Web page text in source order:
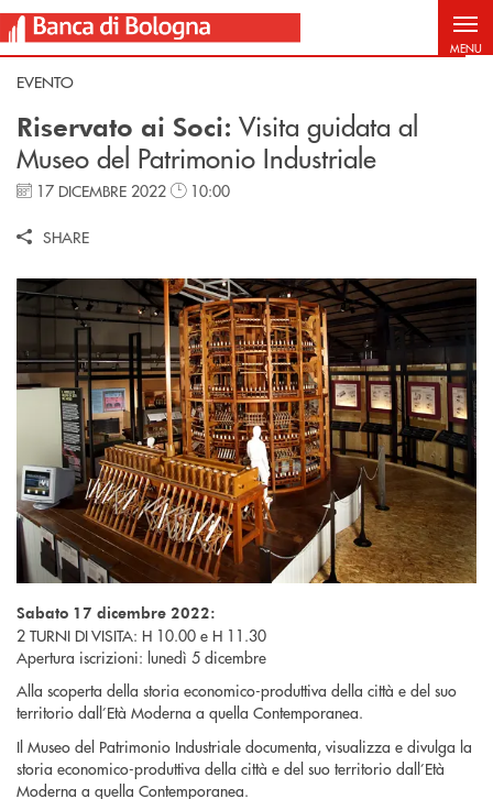
Salta al contenuto principale
MENU
EVENTO
Riservato ai Soci: Visita guidata al
Museo del Patrimonio Industriale
17 DICEMBRE 2022 10:00
SHARE
Sabato 17 dicembre 2022:
2 TURNI DI VISITA: H 10.00 e H 11.30
Apertura iscrizioni: lunedì 5 dicembre
Alla scoperta della storia economico-produttiva della città e del suo
territorio dall’Età Moderna a quella Contemporanea.
Il Museo del Patrimonio Industriale documenta, visualizza e divulga la
storia economico-produttiva della città e del suo territorio dall’Età
Moderna a quella Contemporanea.